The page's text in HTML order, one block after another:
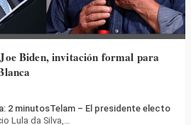
Biden, invitación formal para
2 minutosTelam – El presidente electo
Lula da Silva,…